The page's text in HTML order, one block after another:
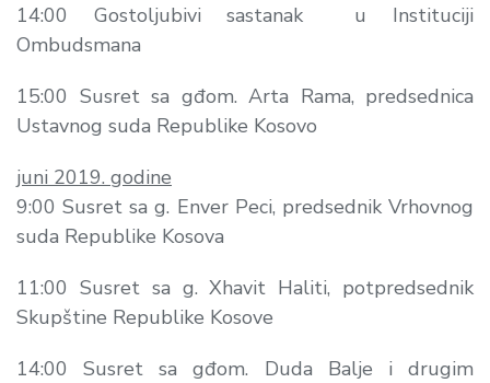
14:00 Gostoljubivi sastanak u Instituciji
Ombudsmana
15:00 Susret sa gđom. Arta Rama, predsednica
Ustavnog suda Republike Kosovo
juni 2019. godine
9:00 Susret sa g. Enver Peci, predsednik Vrhovnog
suda Republike Kosova
11:00 Susret sa g. Xhavit Haliti, potpredsednik
Skupštine Republike Kosove
14:00 Susret sa gđom. Duda Balje i drugim